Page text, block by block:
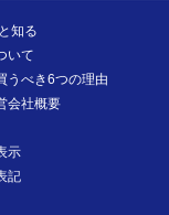
知る
いて
うべき6つの理由
会社概要
示
記